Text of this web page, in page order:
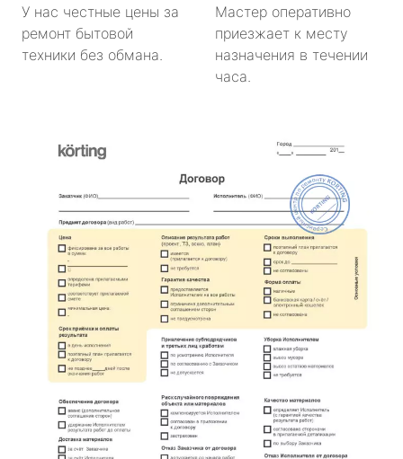
У нас честные цены за
ремонт бытовой
техники без обмана.
Мастер оперативно
приезжает к месту
назначения в течении
часа.